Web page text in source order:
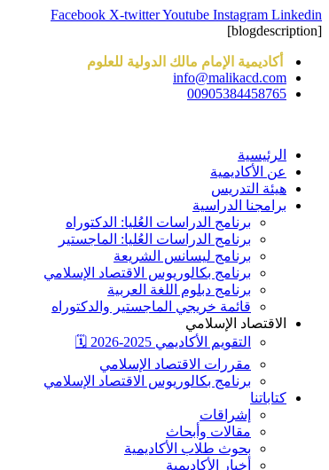
Skip
to
Facebook X-twitterYoutube Instagram Linkedin
[blogdescription]
أكاديمية الإمام مالك الدولية للعلوم
info@malikacd.com
00905384458765
الرئيسية
عن الأكاديمية
هيئة التدريس
برامجنا الدراسية
برنامج الدراسات العُليا: الدكتوراه
برنامج الدراسات العُليا: الماجستير
برنامج ليسانس الشريعة
برنامج بكالوريوس الاقتصاد الإسلامي
برنامج دبلوم اللغة العربية
قائمة خريجي الماجستير والدكتوراه
الاقتصاد الإسلامي
التقويم الأكاديمي 2025-2026 🗓️
مقررات الاقتصاد الإسلامي
برنامج بكالوريوس الاقتصاد الإسلامي
كتاباتنا
إشراقات
مقالات وأبحاث
بحوث طلاب الأكاديمية
أخبار الأكاديمية